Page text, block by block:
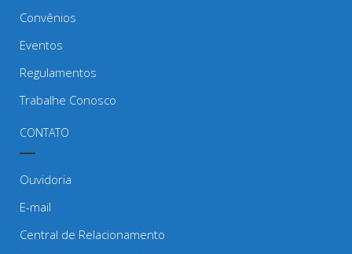
Convênios
Eventos
Regulamentos
Trabalhe Conosco
CONTATO
Ouvidoria
E-mail
Central de Relacionamento